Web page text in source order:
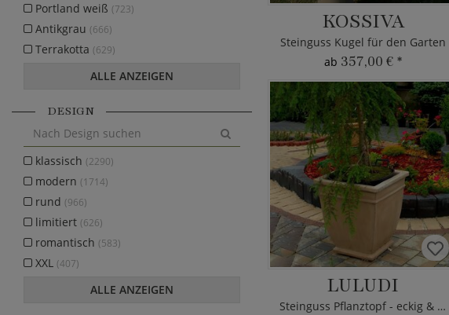
KOSSIVA
Steinguss Kugel für den Garten
ab 357,00 € *
LULUDI
Steinguss Pflanztopf - eckig & schlicht
Portland weiß (723)
Antikgrau (666)
Terrakotta (629)
ALLE ANZEIGEN
DESIGN
klassisch (2290)
modern (1714)
rund (966)
limitiert (626)
romantisch (583)
XXL (407)
ALLE ANZEIGEN